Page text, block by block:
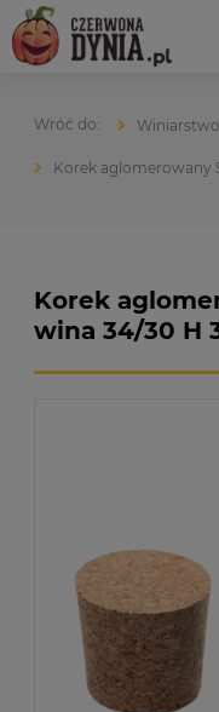
Winiarstwo
Korek aglomerowany
Korek
wina 34/30 H